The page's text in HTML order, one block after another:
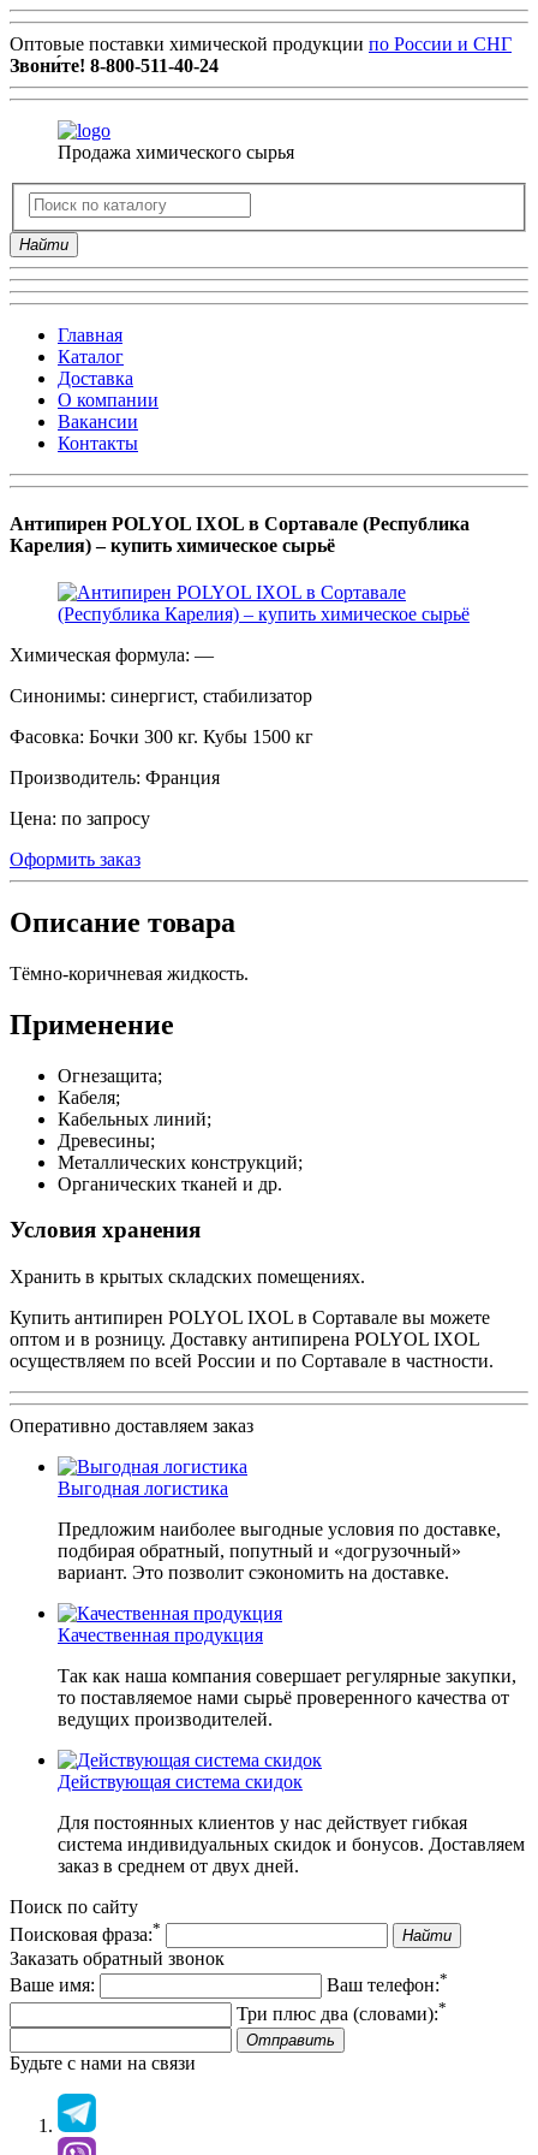
Оптовые поставки химической продукции по России и СНГ
Звони́те! 8-800-511-40-24
Продажа химического сырья
Найти
Главная
Каталог
Доставка
О компании
Вакансии
Контакты
Антипирен POLYOL IXOL в Сортавале (Республика
Карелия) – купить химическое сырьё
Химическая формула: —
Синонимы: синергист, стабилизатор
Фасовка: Бочки 300 кг. Кубы 1500 кг
Производитель: Франция
Цена: по запросу
Оформить заказ
Описание товара
Тёмно-коричневая жидкость.
Применение
Огнезащита;
Кабеля;
Кабельных линий;
Древесины;
Металлических конструкций;
Органических тканей и др.
Условия хранения
Хранить в крытых складских помещениях.
Купить антипирен POLYOL IXOL в Сортавале вы можете
оптом и в розницу. Доставку антипирена POLYOL IXOL
осуществляем по всей России и по Сортавале в частности.
Оперативно доставляем заказ
Выгодная логистика
Предложим наиболее выгодные условия по доставке,
подбирая обратный, попутный и «догрузочный»
вариант. Это позволит сэкономить на доставке.
Качественная продукция
Так как наша компания совершает регулярные закупки,
то поставляемое нами сырьё проверенного качества от
ведущих производителей.
Действующая система скидок
Для постоянных клиентов у нас действует гибкая
система индивидуальных скидок и бонусов. Доставляем
заказ в среднем от двух дней.
Поиск по сайту
Поисковая фраза:* Найти
Заказать обратный звонок
Ваше имя:
Ваш телефон:*
Три плюс два (словами):*
Отправить
Будьте с нами на связи